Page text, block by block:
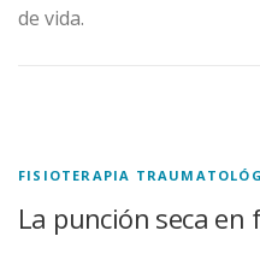
de vida.
FISIOTERAPIA
La punción seca en